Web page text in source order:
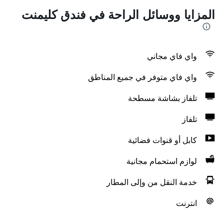
المزايا ووسائل الراحة في فندق كليمنت
واي فاي مجاني
واي فاي متوفر في جميع المناطق
تلفاز بشاشة مسطحة
تلفاز
كابل أو قنوات فضائية
لوازم استحمام مجانية
خدمة النقل من وإلى المطار
انترنت